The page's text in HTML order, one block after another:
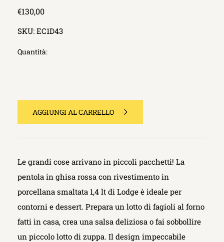
Prezzo
listino
€130,00
SKU: EC1D43
Quantità:
AGGIUNGI AL CARRELLO
Le grandi cose arrivano in piccoli pacchetti! La
pentola in ghisa rossa con rivestimento in
porcellana smaltata 1,4 lt di Lodge è ideale per
contorni e dessert. Prepara un lotto di fagioli al forno
fatti in casa, crea una salsa deliziosa o fai sobbollire
un piccolo lotto di zuppa. Il design impeccabile